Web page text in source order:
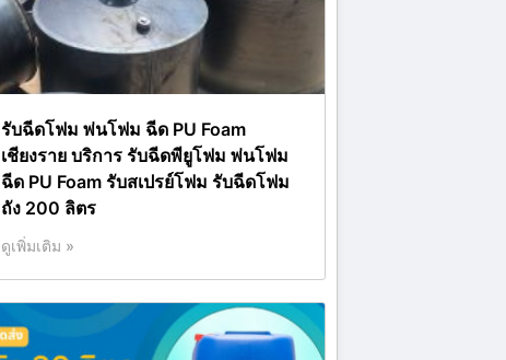
รับฉีดโฟม พ่นโฟม ฉีด PU Foam
เชียงราย บริการ รับฉีดพียูโฟม พ่นโฟม
ฉีด PU Foam รับสเปรย์โฟม รับฉีดโฟม
ถัง 200 ลิตร
ดูเพิ่มเติม »